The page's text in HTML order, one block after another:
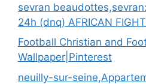
sevran
24h (dnq) AFRICAN
Football Christian and
Wallpaper|Pinterest
neuilly-sur-